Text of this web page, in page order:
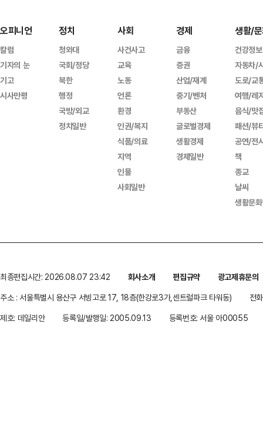
오피니언
칼럼
기자의 눈
기고
시사만평
정치
청와대
국회/정당
북한
행정
국방/외교
정치일반
사회
사건사고
교육
노동
언론
환경
인권/복지
식품/의료
지역
인물
사회일반
경제
금융
증권
산업/재계
중기/벤처
부동산
글로벌경제
생활경제
경제일반
생활/
건강정보
자동차/
도로/교
여행/레
음식/맛
패션/뷰
공연/전
책
종교
날씨
생활문
최종편집시간: 2026.08.07 23:42 회사소개 편집규약
광고제휴문의
주소 : 서울특별시 용산구 서빙고로 17, 18층(한강로3가,센트럴파크 타워동)
전
제호: 데일리안
등록일/발행일: 2005.09.13 등록번호: 서울 아00055